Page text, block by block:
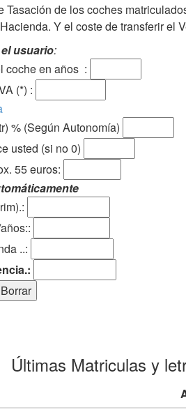
Tasación de los coches
Hacienda. Y el coste de transferir el
usuario:
coche en años :
(*) :
% (Según Autonomía)
usted (si no 0)
55 euros:
..:
Últimas Matriculas y